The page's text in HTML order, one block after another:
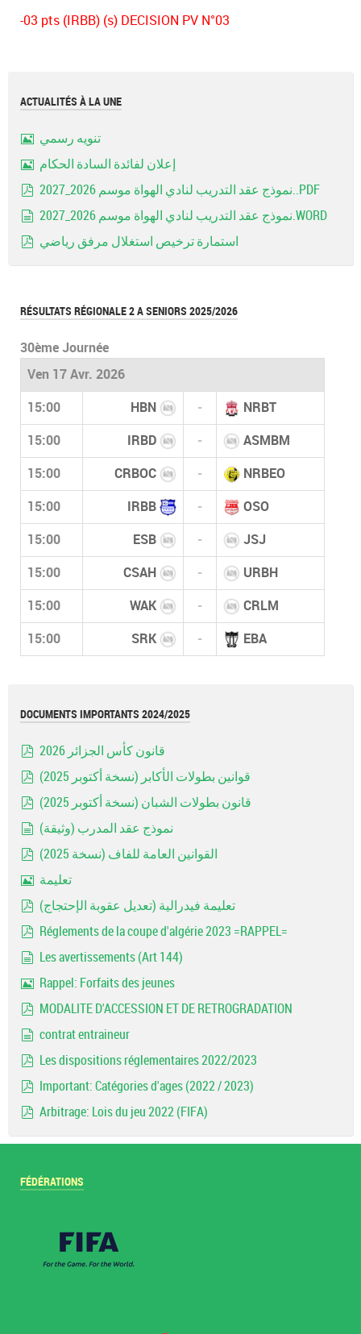
-03 pts (IRBB) (s) DECISION PV N°03
ACTUALITÉS À LA UNE
تنويه رسمي
إعلان لفائدة السادة الحكام
نموذج عقد التدريب لنادي الهواة موسم 2026_2027..PDF
نموذج عقد التدريب لنادي الهواة موسم 2026_2027.WORD
استمارة ترخيص استغلال مرفق رياضي
RÉSULTATS RÉGIONALE 2 A SENIORS 2025/2026
30ème Journée
Ven 17 Avr. 2026
15:00 HBN - NRBT
15:00 IRBD - ASMBM
15:00 CRBOC - NRBEO
15:00 IRBB - OSO
15:00 ESB - JSJ
15:00 CSAH - URBH
15:00 WAK - CRLM
15:00 SRK - EBA
DOCUMENTS IMPORTANTS 2024/2025
قانون كأس الجزائر 2026
قوانين بطولات الأكابر (نسخة أكتوبر 2025)
قانون بطولات الشبان (نسخة أكتوبر 2025)
نموذج عقد المدرب (وثيقة)
القوانين العامة للفاف (نسخة 2025)
تعليمة
تعليمة فيدرالية (تعديل عقوبة الإحتجاج)
Réglements de la coupe d'algérie 2023 =RAPPEL=
Les avertissements (Art 144)
Rappel: Forfaits des jeunes
MODALITE D'ACCESSION ET DE RETROGRADATION
contrat entraineur
Les dispositions réglementaires 2022/2023
Important: Catégories d'ages (2022 / 2023)
Arbitrage: Lois du jeu 2022 (FIFA)
FÉDÉRATIONS